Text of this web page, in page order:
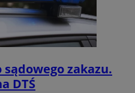
zakazu.
DTŚ